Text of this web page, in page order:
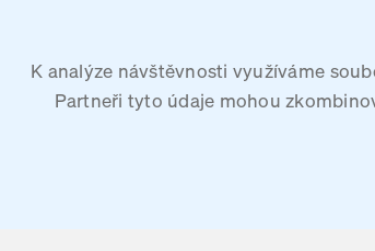
K analýze návštěvnosti využíváme
Partneři tyto údaje mohou